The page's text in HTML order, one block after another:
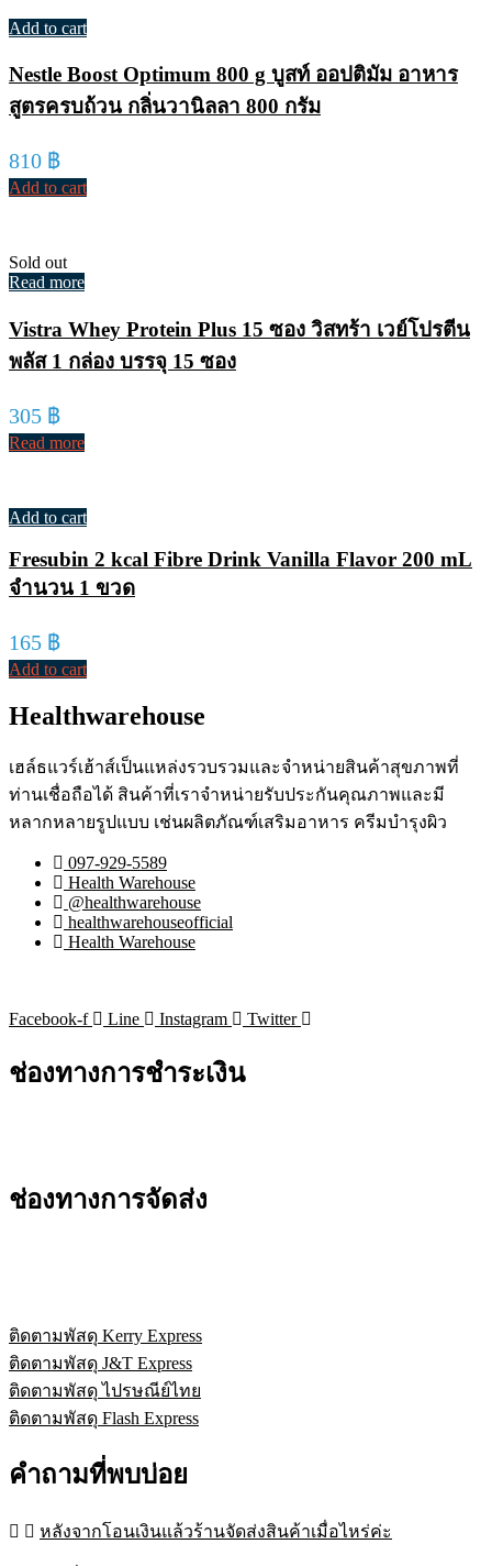
Add to cart
Nestle Boost Optimum 800 g บูสท์ ออปติมัม อาหาร
สูตรครบถ้วน กลิ่นวานิลลา 800 กรัม
810 ฿
Add to cart
Sold out
Read more
Vistra Whey Protein Plus 15 ซอง วิสทร้า เวย์โปรตีน
พลัส 1 กล่อง บรรจุ 15 ซอง
305 ฿
Read more
Add to cart
Fresubin 2 kcal Fibre Drink Vanilla Flavor 200 mL
จำนวน 1 ขวด
165 ฿
Add to cart
Healthwarehouse
เฮล์ธแวร์เฮ้าส์เป็นแหล่งรวบรวมและจำหน่ายสินค้าสุขภาพที่
ท่านเชื่อถือได้ สินค้าที่เราจำหน่ายรับประกันคุณภาพและมี
หลากหลายรูปแบบ เช่นผลิตภัณฑ์เสริมอาหาร ครีมบำรุงผิว
097-929-5589
Health Warehouse
@healthwarehouse
healthwarehouseofficial
Health Warehouse
Facebook-f Line Instagram Twitter
ช่องทางการชำระเงิน
ช่องทางการจัดส่ง
ติดตามพัสดุ Kerry Express
ติดตามพัสดุ J&T Express
ติดตามพัสดุ ไปรษณีย์ไทย
ติดตามพัสดุ Flash Express
คำถามที่พบบ่อย
หลังจากโอนเงินแล้วร้านจัดส่งสินค้าเมื่อไหร่ค่ะ